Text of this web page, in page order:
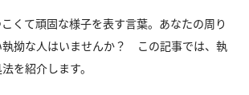
こくて頑固な様子を表す言葉。あなたの周り
執拗な人はいませんか？ この記事では、執
を紹介します。